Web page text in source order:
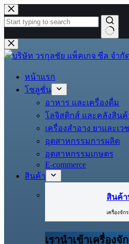
Skip
to
content
No
results
หน้าแรก
โซลูชั่น
อาหาร และเครื่องดื่ม
โลจิสติกส์ และคลังสินค้
เครื่องสำอาง ยาและเ
อุตสาหกรรมการผลิต
อุตสาหกรรมเกษตร
E-commerce
สินค้า
สินค้
เครื่องจัก
เรานำเข้าเครื่อง